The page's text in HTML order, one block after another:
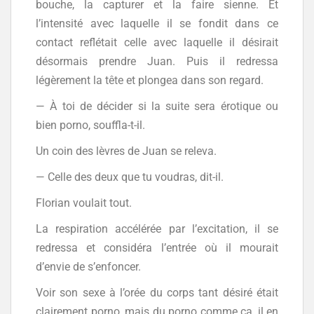
bouche, la capturer et la faire sienne. Et
l’intensité avec laquelle il se fondit dans ce
contact reflétait celle avec laquelle il désirait
désormais prendre Juan. Puis il redressa
légèrement la tête et plongea dans son regard.
— À toi de décider si la suite sera érotique ou
bien porno, souffla-t-il.
Un coin des lèvres de Juan se releva.
— Celle des deux que tu voudras, dit-il.
Florian voulait tout.
La respiration accélérée par l’excitation, il se
redressa et considéra l’entrée où il mourait
d’envie de s’enfoncer.
Voir son sexe à l’orée du corps tant désiré était